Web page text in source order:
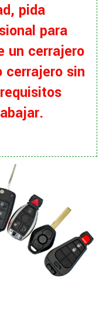
pida
para
un cerrajero
cerrajero sin